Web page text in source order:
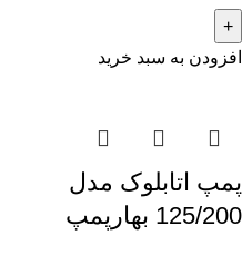
افزودن به سبد خرید
پمپ اتابلوک مدل
125/200 بهارپمپ